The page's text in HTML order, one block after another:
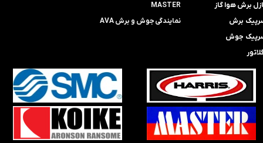
برش هوا گاز
برش
جوش
MASTER
​​​​نمایندگی​​​​​​​جوش و برش AVA